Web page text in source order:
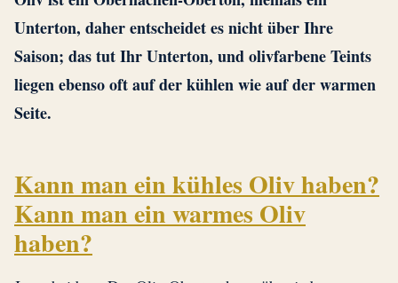
Unterton, daher entscheidet es nicht über Ihre
Saison; das tut Ihr Unterton, und olivfarbene Teints
liegen ebenso oft auf der kühlen wie auf der warmen
Seite.
Kann man ein kühles Oliv haben?
Kann man ein warmes Oliv
haben?